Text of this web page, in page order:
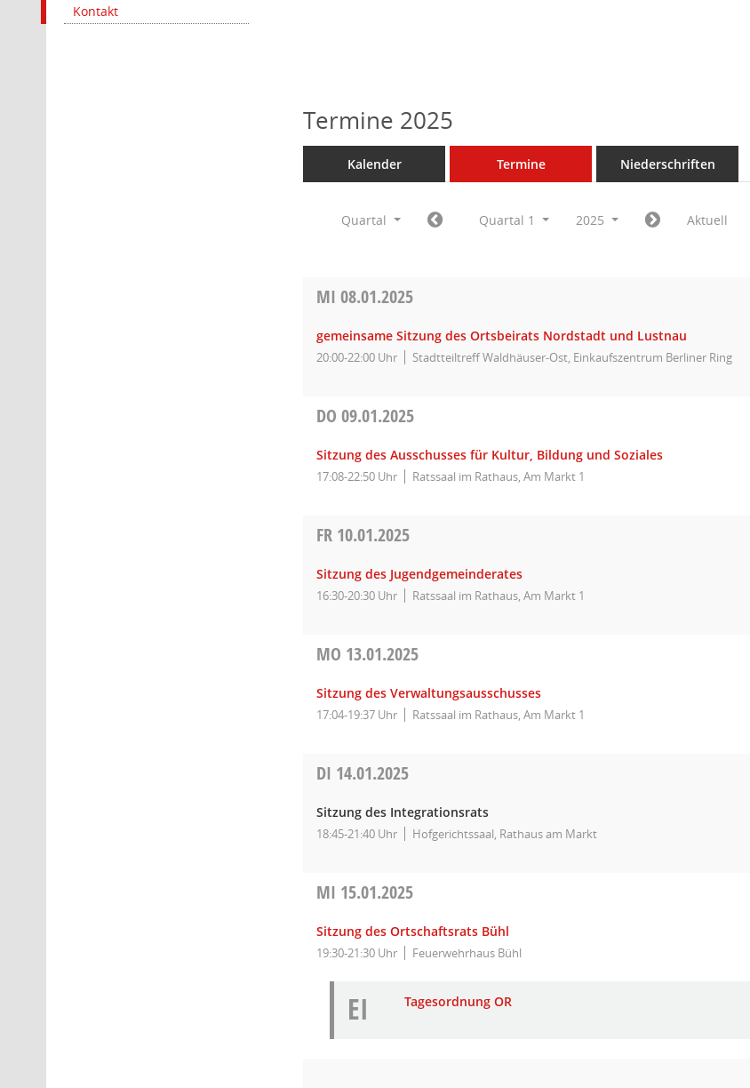
Kontakt
Termine 2025
Kalender Termine Niederschriften
Quartal Quartal 1 2025 Aktuell
MI08.01.2025
gemeinsame Sitzung des Ortsbeirats Nordstadt und Lustnau
20:00-22:00 Uhr Stadtteiltreff Waldhäuser-Ost, Einkaufszentrum Berliner Ring
DO09.01.2025
Sitzung des Ausschusses für Kultur, Bildung und Soziales
17:08-22:50 Uhr Ratssaal im Rathaus, Am Markt 1
FR 10.01.2025
Sitzung des Jugendgemeinderates
16:30-20:30 Uhr Ratssaal im Rathaus, Am Markt 1
MO 13.01.2025
Sitzung des Verwaltungsausschusses
17:04-19:37 Uhr Ratssaal im Rathaus, Am Markt 1
DI 14.01.2025
Sitzung des Integrationsrats
18:45-21:40 Uhr Hofgerichtssaal, Rathaus am Markt
MI 15.01.2025
Sitzung des Ortschaftsrats Bühl
19:30-21:30 Uhr Feuerwehrhaus Bühl
EI Tagesordnung OR